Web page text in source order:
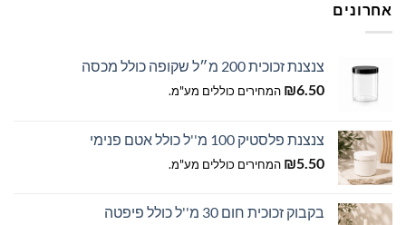
אחרונים
צנצנת זכוכית 200 מ״ל שקופה כולל מכסה
₪6.50 המחירים כוללים מע"מ.
צנצנת פלסטיק 100 מ''ל כולל אטם פנימי
₪5.50 המחירים כוללים מע"מ.
בקבוק זכוכית חום 30 מ''ל כולל פיפטה